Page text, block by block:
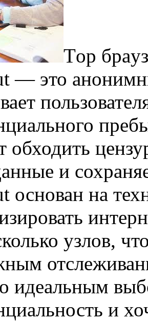
Тoр
— это
обходить
и
основан на
узлов,
идеальным
и